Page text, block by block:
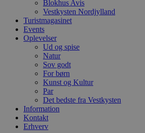
Blokhus Avis
Vestkysten Nordjylland
Turistmagasinet
Events
Oplevelser
Ud og spise
Natur
Sov godt
For børn
Kunst og Kultur
Par
Det bedste fra Vestkysten
Information
Kontakt
Erhverv